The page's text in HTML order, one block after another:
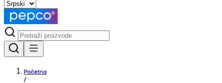
Početna
/